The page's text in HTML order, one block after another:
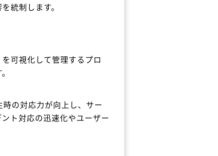
統制します。
可視化して管理するプロ
の対応力が向上し、サー
ト対応の迅速化やユーザー